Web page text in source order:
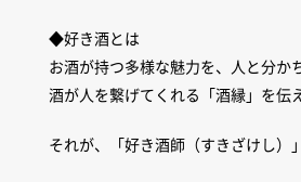
◆好き酒とは
お酒が持つ多様な魅力を、人と分
酒が人を繋げてくれる「酒縁」を伝
それが、「好き酒師（すきざけし）」